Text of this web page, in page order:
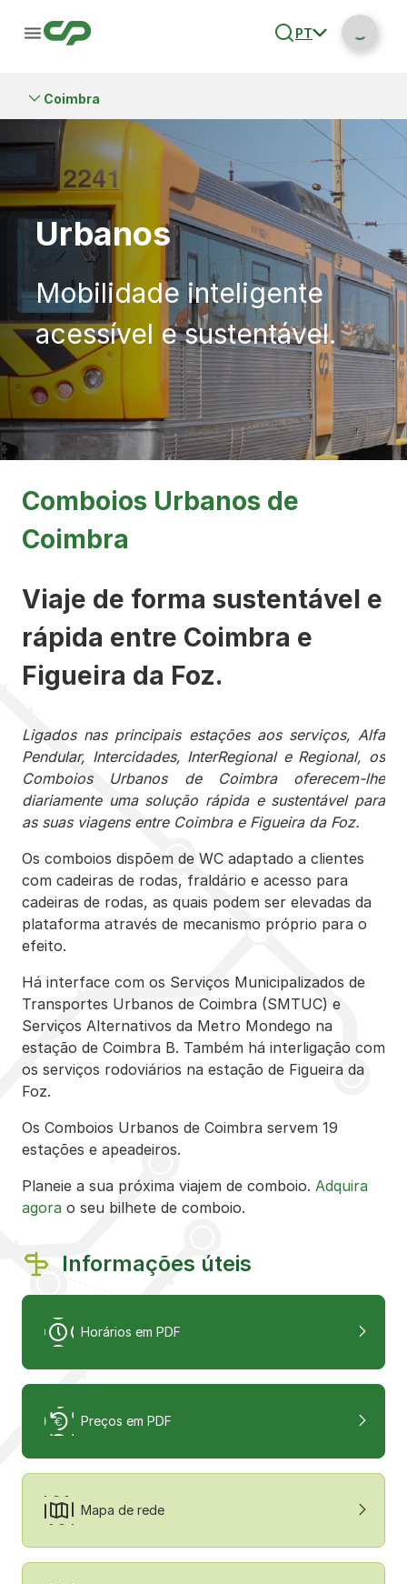
PT
Coimbra
Urbanos
Mobilidade inteligente
acessível e sustentável.
Informações úteis
Horários em PDF
Preços em PDF
Mapa de rede
Comboios Urbanos de
Coimbra
Viaje de forma sustentável e
rápida entre Coimbra e
Figueira da Foz.
Ligados nas principais estações aos serviços, Alfa
Pendular, Intercidades, InterRegional e Regional, os
Comboios Urbanos de Coimbra oferecem-lhe
diariamente uma solução rápida e sustentável para
as suas viagens entre Coimbra e Figueira da Foz.
Os comboios dispõem de WC adaptado a clientes
com cadeiras de rodas, fraldário e acesso para
cadeiras de rodas, as quais podem ser elevadas da
plataforma através de mecanismo próprio para o
efeito.
Há interface com os Serviços Municipalizados de
Transportes Urbanos de Coimbra (SMTUC) e
Serviços Alternativos da Metro Mondego na
estação de Coimbra B. Também há interligação com
os serviços rodoviários na estação de Figueira da
Foz.
Os Comboios Urbanos de Coimbra servem 19
estações e apeadeiros.
Planeie a sua próxima viajem de comboio. Adquira
agora o seu bilhete de comboio.